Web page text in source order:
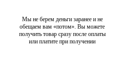
Мы не берем деньги заранее и не
обещаем вам «потом». Вы можете
получить товар сразу после оплаты
или платите при получении